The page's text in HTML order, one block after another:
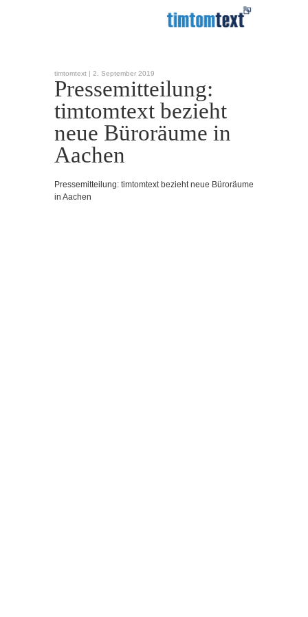
timtomtext | 2. September 2019
Pressemitteilung:
timtomtext bezieht
neue Büroräume in
Aachen
Pressemitteilung: timtomtext bezieht neue Büroräume
in Aachen